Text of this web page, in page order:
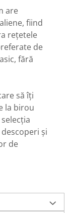
are
fiind
rețetele
de
fără
să îți
la birou
și
de